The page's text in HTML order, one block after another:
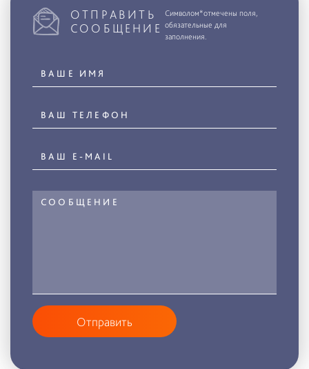
ОТПРАВИТЬ
СООБЩЕНИЕ
Символом*отмечены поля,
обязательные для
заполнения.
Отправить